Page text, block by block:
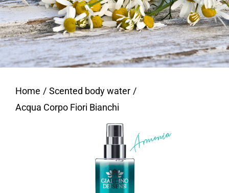
Home
Scented body water
Acqua Corpo Fiori Bianchi